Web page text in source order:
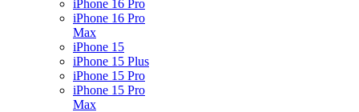
iPhone 16 Pro
iPhone 16 Pro
Max
iPhone 15
iPhone 15 Plus
iPhone 15 Pro
iPhone 15 Pro
Max